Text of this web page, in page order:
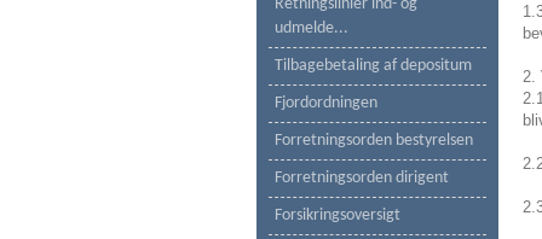
Retningslinier ind- og
udmelde...
Tilbagebetaling af depositum
Fjordordningen
Forretningsorden bestyrelsen
Forretningsorden dirigent
Forsikringsoversigt
2.